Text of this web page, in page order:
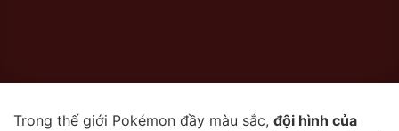
Trong thế giới Pokémon đầy màu sắc, đội hình của